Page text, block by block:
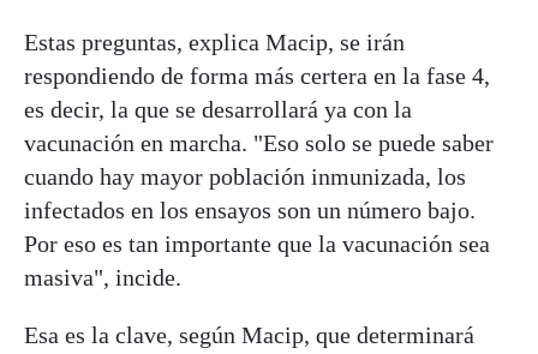
Estas preguntas, explica Macip, se irán
respondiendo de forma más certera en la fase 4,
es decir, la que se desarrollará ya con la
vacunación en marcha. "Eso solo se puede saber
cuando hay mayor población inmunizada, los
infectados en los ensayos son un número bajo.
Por eso es tan importante que la vacunación sea
masiva", incide.
Esa es la clave, según Macip, que determinará